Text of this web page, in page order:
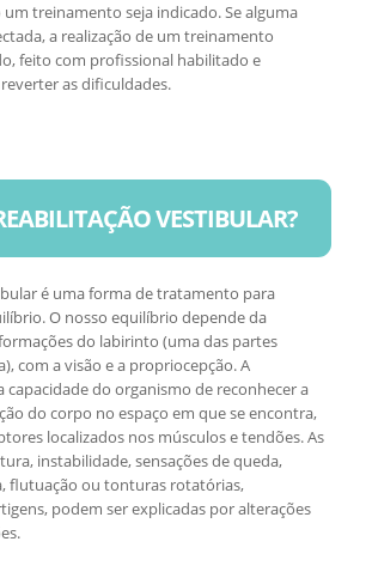
treinamento seja indicado. Se alguma
a realização de um treinamento
feito com profissional habilitado e
as dificuldades.
VESTIBULAR?
é uma forma de tratamento para
O nosso equilíbrio depende da
do labirinto (uma das partes
com a visão e a propriocepção. A
capacidade do organismo de reconhecer a
do corpo no espaço em que se encontra,
localizados nos músculos e tendões. As
instabilidade, sensações de queda,
flutuação ou tonturas rotatórias,
podem ser explicadas por alterações